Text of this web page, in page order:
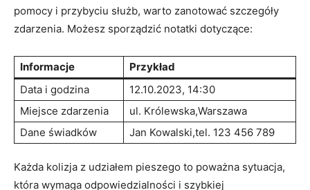
pomocy i przybyciu służb, warto zanotować szczegóły
zdarzenia. Możesz sporządzić notatki dotyczące:
Informacje
Przykład
Data i godzina
12.10.2023, 14:30
Miejsce zdarzenia
ul. Królewska,Warszawa
Dane świadków
Jan Kowalski,tel. 123 456 789
Każda kolizja z udziałem pieszego to poważna sytuacja,
która wymaga odpowiedzialności i szybkiej